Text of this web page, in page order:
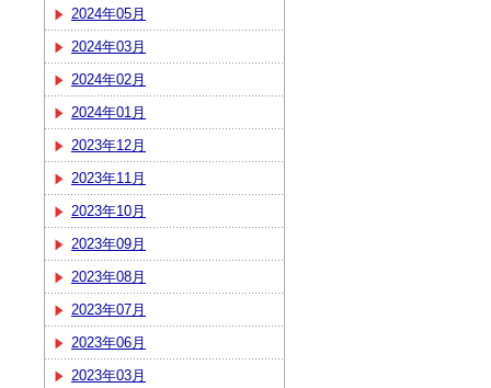
2024年05月
2024年03月
2024年02月
2024年01月
2023年12月
2023年11月
2023年10月
2023年09月
2023年08月
2023年07月
2023年06月
2023年03月